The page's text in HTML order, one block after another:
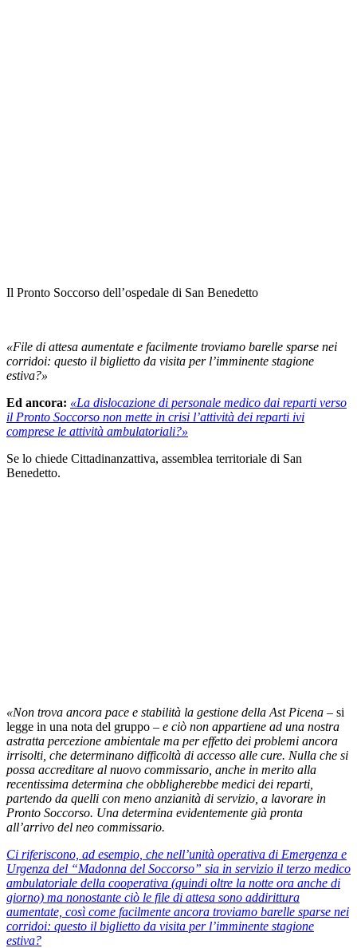
Il Pronto Soccorso dell’ospedale di San Benedetto
«File di attesa aumentate e facilmente troviamo barelle sparse nei
corridoi: questo il biglietto da visita per l’imminente stagione
estiva?»
Ed ancora: «La dislocazione di personale medico dai reparti verso
il Pronto Soccorso non mette in crisi l’attività dei reparti ivi
comprese le attività ambulatoriali?»
Se lo chiede Cittadinanzattiva, assemblea territoriale di San
Benedetto.
«Non trova ancora pace e stabilità la gestione della Ast Picena – si
legge in una nota del gruppo – e ciò non appartiene ad una nostra
astratta percezione ambientale ma per effetto dei problemi ancora
irrisolti, che determinano difficoltà di accesso alle cure. Nulla che si
possa accreditare al nuovo commissario, anche in merito alla
recentissima determina che obbligherebbe medici dei reparti,
partendo da quelli con meno anzianità di servizio, a lavorare in
Pronto Soccorso. Una determina evidentemente già pronta
all’arrivo del neo commissario.
Ci riferiscono, ad esempio, che nell’unità operativa di Emergenza e
Urgenza del “Madonna del Soccorso” sia in servizio il terzo medico
ambulatoriale della cooperativa (quindi oltre la notte ora anche di
giorno) ma nonostante ciò le file di attesa sono addirittura
aumentate, così come facilmente ancora troviamo barelle sparse nei
corridoi: questo il biglietto da visita per l’imminente stagione
estiva?